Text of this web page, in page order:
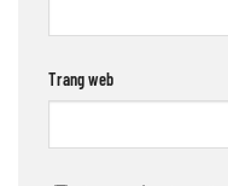
Trang web